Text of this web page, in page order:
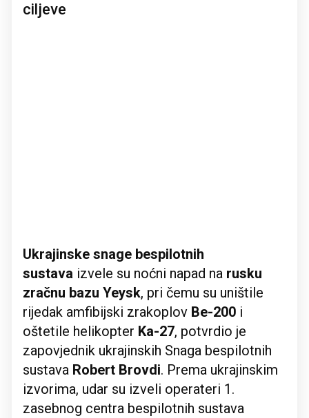
ciljeve
Ukrajinske snage bespilotnih
sustava izvele su noćni napad na rusku
zračnu bazu Yeysk, pri čemu su uništile
rijedak amfibijski zrakoplov Be-200 i
oštetile helikopter Ka-27, potvrdio je
zapovjednik ukrajinskih Snaga bespilotnih
sustava Robert Brovdi. Prema ukrajinskim
izvorima, udar su izveli operateri 1.
zasebnog centra bespilotnih sustava